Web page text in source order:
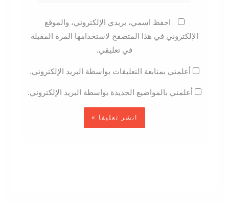
احفظ اسمي، بريدي الإلكتروني، والموقع
الإلكتروني في هذا المتصفح لاستخدامها المرة المقبلة
في تعليقي.
أعلمني بمتابعة التعليقات بواسطة البريد الإلكتروني.
أعلمني بالمواضيع الجديدة بواسطة البريد الإلكتروني.